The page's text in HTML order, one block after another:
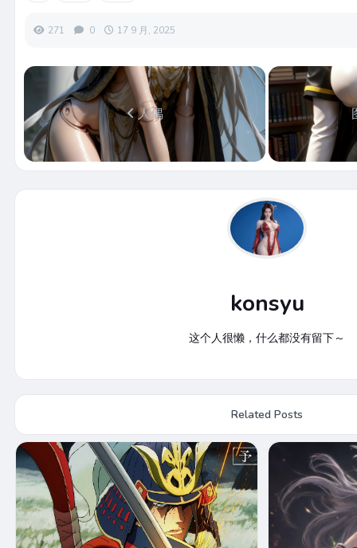
271 0 17 9 月, 2025
人偶
konsyu
这个人很懒，什么都没有留下～
Related Posts